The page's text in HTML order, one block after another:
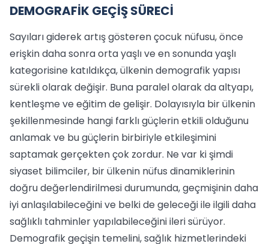
DEMOGRAFİK GEÇİŞ SÜRECİ
Sayıları giderek artış gösteren çocuk nüfusu, önce
erişkin daha sonra orta yaşlı ve en sonunda yaşlı
kategorisine katıldıkça, ülkenin demografik yapısı
sürekli olarak değişir. Buna paralel olarak da altyapı,
kentleşme ve eğitim de gelişir. Dolayısıyla bir ülkenin
şekillenmesinde hangi farklı güçlerin etkili olduğunu
anlamak ve bu güçlerin birbiriyle etkileşimini
saptamak gerçekten çok zordur. Ne var ki şimdi
siyaset bilimciler, bir ülkenin nüfus dinamiklerinin
doğru değerlendirilmesi durumunda, geçmişinin daha
iyi anlaşılabileceğini ve belki de geleceği ile ilgili daha
sağlıklı tahminler yapılabileceğini ileri sürüyor.
Demografik geçişin temelini, sağlık hizmetlerindeki